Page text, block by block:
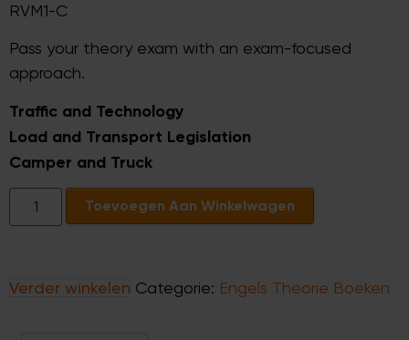
RVM1-C
Pass your theory exam with an exam-focused
approach.
Traffic and Technology
Load and Transport Legislation
Camper and Truck
Toevoegen Aan Winkelwagen
Verder winkelen Categorie: Engels Theorie Boeken